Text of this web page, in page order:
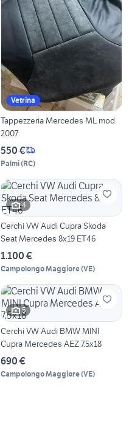
Vetrina
Tappezzeria Mercedes ML mod
2007
550 €
Palmi(RC)
4
Cerchi VW Audi Cupra Skoda
Seat Mercedes 8x19 ET46
1.100 €
Campolongo Maggiore(VE)
5
Cerchi VW Audi BMW MINI
Cupra Mercedes AEZ 7.5x18
690 €
Campolongo Maggiore(VE)